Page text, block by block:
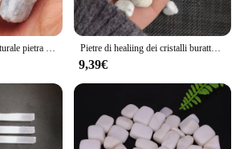
Pietra di luna bianca naturale pietra grezza paesaggistica decorazione al quarzo cristallo ghiaia acquario vaso di fiori ghiaia Pietre di healiing dei cristalli burattati howlite bianchi del quarzo naturale per la decorazione del giardino
9,39€